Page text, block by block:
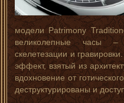
модели Patrimony
великолепные часы –
скелетезации и
эффект, взятый из
вдохновение от
деструктурированы и